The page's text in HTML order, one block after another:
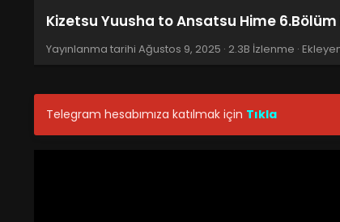
Kizetsu Yuusha to Ansatsu Hime 6.Bölüm
Yayınlanma tarihi Ağustos 9, 2025 · 2.3B İzlenme ·
Telegram hesabımıza katılmak için Tıkla